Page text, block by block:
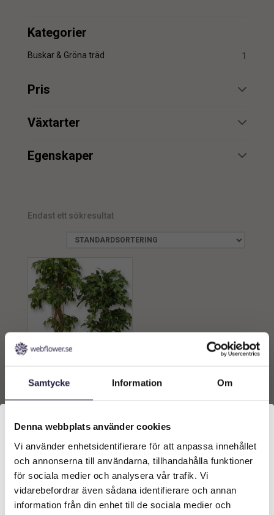
Samtycke Information Om
Denna webbplats använder cookies
Vi använder enhetsidentifierare för att anpassa innehållet
och annonserna till användarna, tillhandahålla funktioner
för sociala medier och analysera vår trafik. Vi
vidarebefordrar även sådana identifierare och annan
information från din enhet till de sociala medier och
Kategorier
Buskar & Gröna träd 1
Pris
min.
Växtarter
Egenskaper
Endast ett sökresultat
äkta flätat stam UV 110 cm
varukorg
Välkommen till Webflower
Vilken typ av kund är du? Du kan alltid justera ditt val
längst upp på sidan.